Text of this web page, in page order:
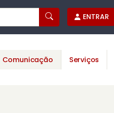
ENTRAR
Comunicação Serviços